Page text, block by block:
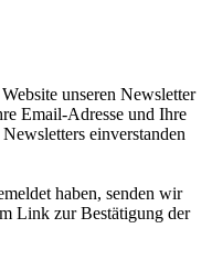
unseren Newsletter
Email-Adresse und Ihre
einverstanden
haben, senden wir
Link zur Bestätigung der